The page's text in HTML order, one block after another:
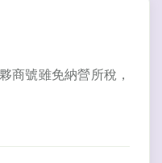
商號雖免納營所稅，